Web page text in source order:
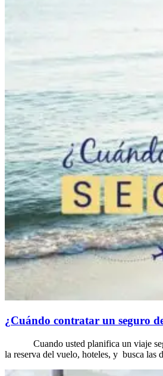
¿Cuándo contratar un seguro
Cuando usted planifica un viaje
la reserva del vuelo, hoteles, y busca las